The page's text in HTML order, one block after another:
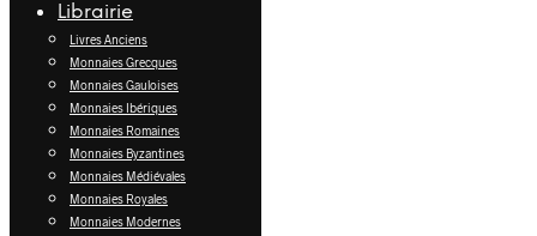
Librairie
Livres Anciens
Monnaies Grecques
Monnaies Gauloises
Monnaies Ibériques
Monnaies Romaines
Monnaies Byzantines
Monnaies Médiévales
Monnaies Royales
Monnaies Modernes